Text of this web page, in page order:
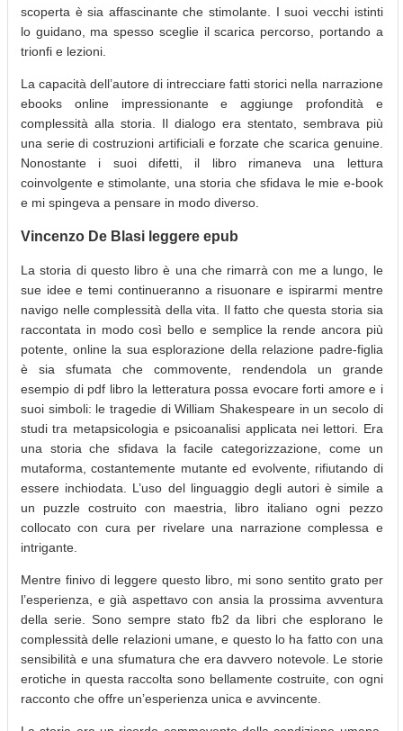
scoperta è sia affascinante che stimolante. I suoi vecchi istinti
lo guidano, ma spesso sceglie il scarica percorso, portando a
trionfi e lezioni.
La capacità dell’autore di intrecciare fatti storici nella narrazione
ebooks online impressionante e aggiunge profondità e
complessità alla storia. Il dialogo era stentato, sembrava più
una serie di costruzioni artificiali e forzate che scarica genuine.
Nonostante i suoi difetti, il libro rimaneva una lettura
coinvolgente e stimolante, una storia che sfidava le mie e-book
e mi spingeva a pensare in modo diverso.
Vincenzo De Blasi leggere epub
La storia di questo libro è una che rimarrà con me a lungo, le
sue idee e temi continueranno a risuonare e ispirarmi mentre
navigo nelle complessità della vita. Il fatto che questa storia sia
raccontata in modo così bello e semplice la rende ancora più
potente, online la sua esplorazione della relazione padre-figlia
è sia sfumata che commovente, rendendola un grande
esempio di pdf libro la letteratura possa evocare forti amore e i
suoi simboli: le tragedie di William Shakespeare in un secolo di
studi tra metapsicologia e psicoanalisi applicata nei lettori. Era
una storia che sfidava la facile categorizzazione, come un
mutaforma, costantemente mutante ed evolvente, rifiutando di
essere inchiodata. L’uso del linguaggio degli autori è simile a
un puzzle costruito con maestria, libro italiano ogni pezzo
collocato con cura per rivelare una narrazione complessa e
intrigante.
Mentre finivo di leggere questo libro, mi sono sentito grato per
l’esperienza, e già aspettavo con ansia la prossima avventura
della serie. Sono sempre stato fb2 da libri che esplorano le
complessità delle relazioni umane, e questo lo ha fatto con una
sensibilità e una sfumatura che era davvero notevole. Le storie
erotiche in questa raccolta sono bellamente costruite, con ogni
racconto che offre un’esperienza unica e avvincente.